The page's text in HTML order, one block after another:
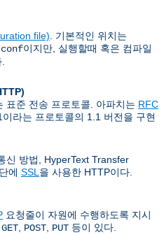
file) . 기본적인 위치는
이지만, 실행할때 혹은 컴파일
표준 전송 프로토콜. 아파치는 RFC
라는 프로토콜의 1.1 버전을 구현
신 방법, HyperText Transfer
에 SSL 을 사용한 HTTP이다.
요청줄이 자원에 수행하도록 지시
GET POST PUT 등이 있다.